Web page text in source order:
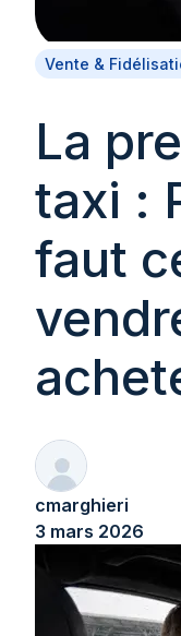
Vente &
La
taxi :
faut
cmarghieri
3 mars 2026